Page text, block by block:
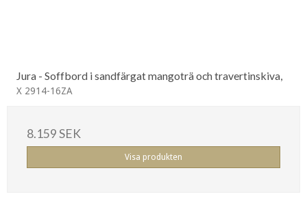
Jura - Soffbord i sandfärgat mangoträ och travertinskiva,
X 2914-16ZA
8.159 SEK
Visa produkten